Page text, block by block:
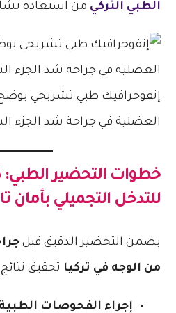
الطبي التركي من استعادة
إنفوجرافيك طبي تشريحي
العضلية في جراحة شد الجزء
خطوات التحضير
للتدخل التجميلي بأمان
يضمن التحضير الدقيق قبل
من الوجه في تركيا تحقيق
إجراء الفحوصات